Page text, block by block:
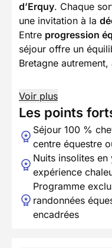
d’Erquy. Chaque
une invitation à la
Entre progression
séjour offre un
Bretagne
Voir plus
Les points
Séjour 100 %
centre équestre
Nuits insolites
expérience
Programme
randonnées
encadrées